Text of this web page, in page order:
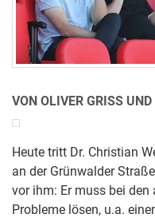
VON OLIVER GRISS
Heute tritt Dr. Christian
an der Grünwalder
vor ihm: Er muss bei
Probleme lösen, u.a.